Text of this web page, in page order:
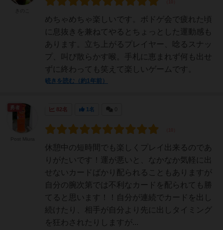
めちゃめちゃ楽しいです。ボドゲ会で疲れた頃
に息抜きを兼ねてやるとちょっとした運動感も
あります。立ち上がるプレイヤー、唸るスナッ
プ、叫び散らかす喉。手札に恵まれず何も出せ
ずに終わっても笑えて楽しいゲームです。
続きを読む（約1年前）
82名 1名
休憩中の短時間でも楽しくプレイ出来るのであ
りがたいです！運が悪いと、なかなか気軽に出
せないカードばかり配られることもありますが
自分の腕次第では不利なカードを配られても勝
てると思います！！自分が連続でカードを出し
続けたり、相手が自分より先に出しタイミング
を狂わされたりしますが...
勇者